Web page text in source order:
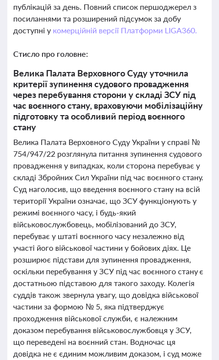
публікацій за день. Повний список першоджерел з
посиланнями та розширений підсумок за добу
доступні у комерційній версії Платформи LIGA360.
Стисло про головне:
Велика Палата Верховного Суду уточнила
критерії зупинення судового провадження
через перебування сторони у складі ЗСУ під
час воєнного стану, враховуючи мобілізаційну
підготовку та особливий період воєнного
стану
Велика Палата Верховного Суду України у справі №
754/947/22 розглянула питання зупинення судового
провадження у випадках, коли сторона перебуває у
складі Збройних Сил України під час воєнного стану.
Суд наголосив, що введення воєнного стану на всій
території України означає, що ЗСУ функціонують у
режимі воєнного часу, і будь-який
військовослужбовець, мобілізований до ЗСУ,
перебуває у штаті воєнного часу незалежно від
участі його військової частини у бойових діях. Це
розширює підстави для зупинення провадження,
оскільки перебування у ЗСУ під час воєнного стану є
достатньою підставою для такого заходу. Колегія
суддів також звернула увагу, що довідка військової
частини за формою № 5, яка підтверджує
проходження військової служби, є належним
доказом перебування військовослужбовця у ЗСУ,
що переведені на воєнний стан. Водночас ця
довідка не є єдиним можливим доказом, і суд може